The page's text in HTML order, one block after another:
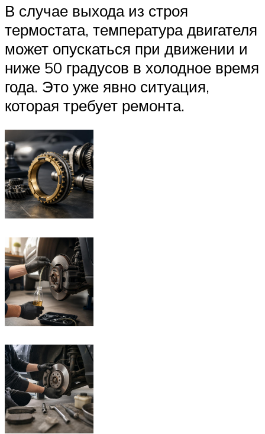
В случае выхода из строя
термостата, температура двигателя
может опускаться при движении и
ниже 50 градусов в холодное время
года. Это уже явно ситуация,
которая требует ремонта.